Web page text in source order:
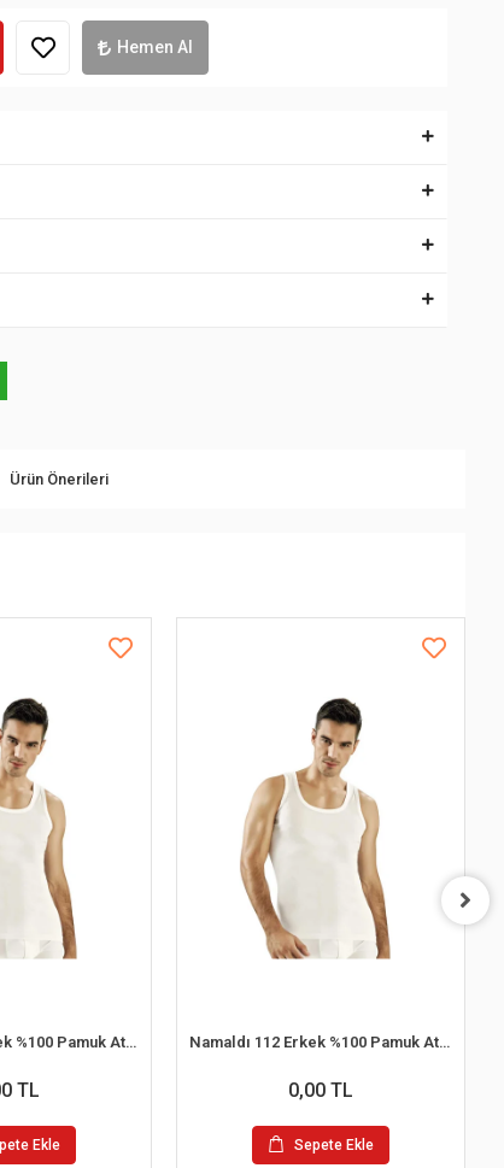
Hemen Al
Ürün Önerileri
Namaldı 112 Erkek %100 Pamuk Atlet M 6'lı Paket
TL
Ekle
Namaldı 112 Erkek %100 Pamuk Atlet XL 6'lı Paket
0,00 TL
Sepete Ekle